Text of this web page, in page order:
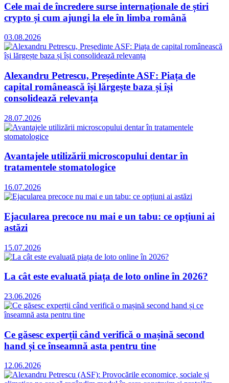
Cele mai de încredere surse internaționale de știri
crypto și cum ajungi la ele în limba română
03.08.2026
Alexandru Petrescu, Președinte ASF: Piața de
capital românească își lărgește baza și își
consolidează relevanța
28.07.2026
Avantajele utilizării microscopului dentar în
tratamentele stomatologice
16.07.2026
Ejacularea precoce nu mai e un tabu: ce opțiuni ai
astăzi
15.07.2026
La cât este evaluată piața de loto online în 2026?
23.06.2026
Ce găsesc experții când verifică o mașină second
hand și ce înseamnă asta pentru tine
12.06.2026